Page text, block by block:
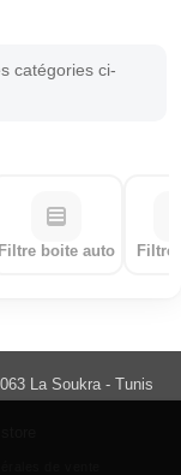
catégories ci-
Filtre boite auto
La Soukra - Tunis